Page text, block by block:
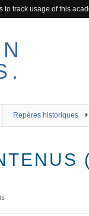
to track usage of this
Repères historiques